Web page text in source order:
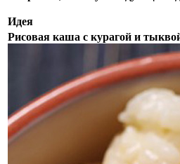
Идея
Рисовая каша с курагой и